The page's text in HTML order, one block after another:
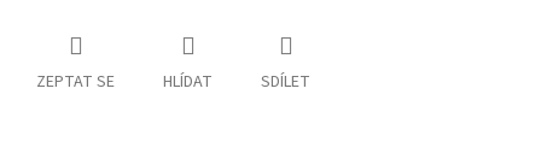
ZEPTAT SE HLÍDAT SDÍLET